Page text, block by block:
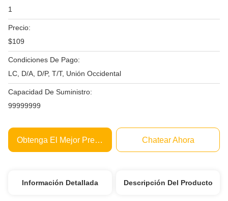
1
Precio:
$109
Condiciones De Pago:
LC, D/A, D/P, T/T, Unión Occidental
Capacidad De Suministro:
99999999
Obtenga El Mejor Precio Chatear Ahora
Información Detallada Descripción Del Producto